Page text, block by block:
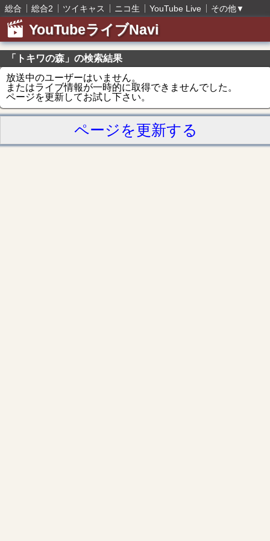
総合 総合2 ツイキャス ニコ生 YouTube Live その他▼
YouTubeライブNavi
「トキワの森」の検索結果
放送中のユーザーはいません。
またはライブ情報が一時的に取得できませんでした。
ページを更新してお試し下さい。
ページを更新する